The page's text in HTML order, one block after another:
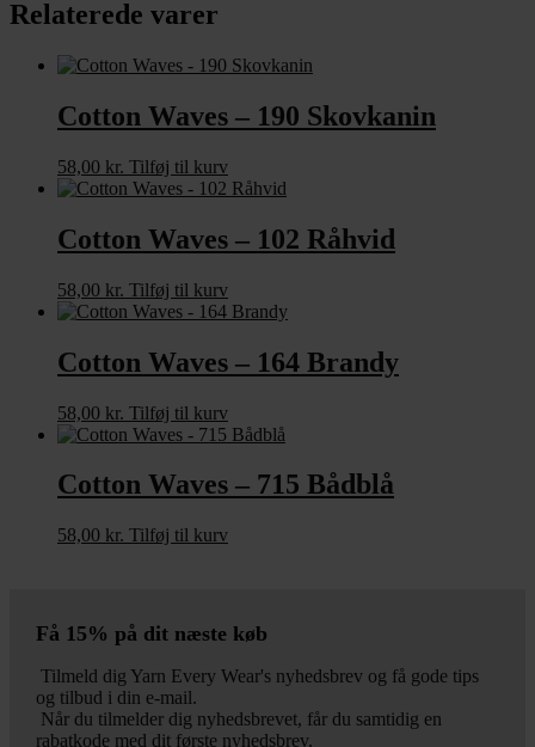
Relaterede varer
Cotton Waves – 190 Skovkanin
58,00 kr. Tilføj til kurv
Cotton Waves – 102 Råhvid
58,00 kr. Tilføj til kurv
Cotton Waves – 164 Brandy
58,00 kr. Tilføj til kurv
Cotton Waves – 715 Bådblå
58,00 kr. Tilføj til kurv
Få 15% på dit næste køb
Tilmeld dig Yarn Every Wear's nyhedsbrev og få gode tips
og tilbud i din e-mail.
Når du tilmelder dig nyhedsbrevet, får du samtidig en
rabatkode med dit første nyhedsbrev.